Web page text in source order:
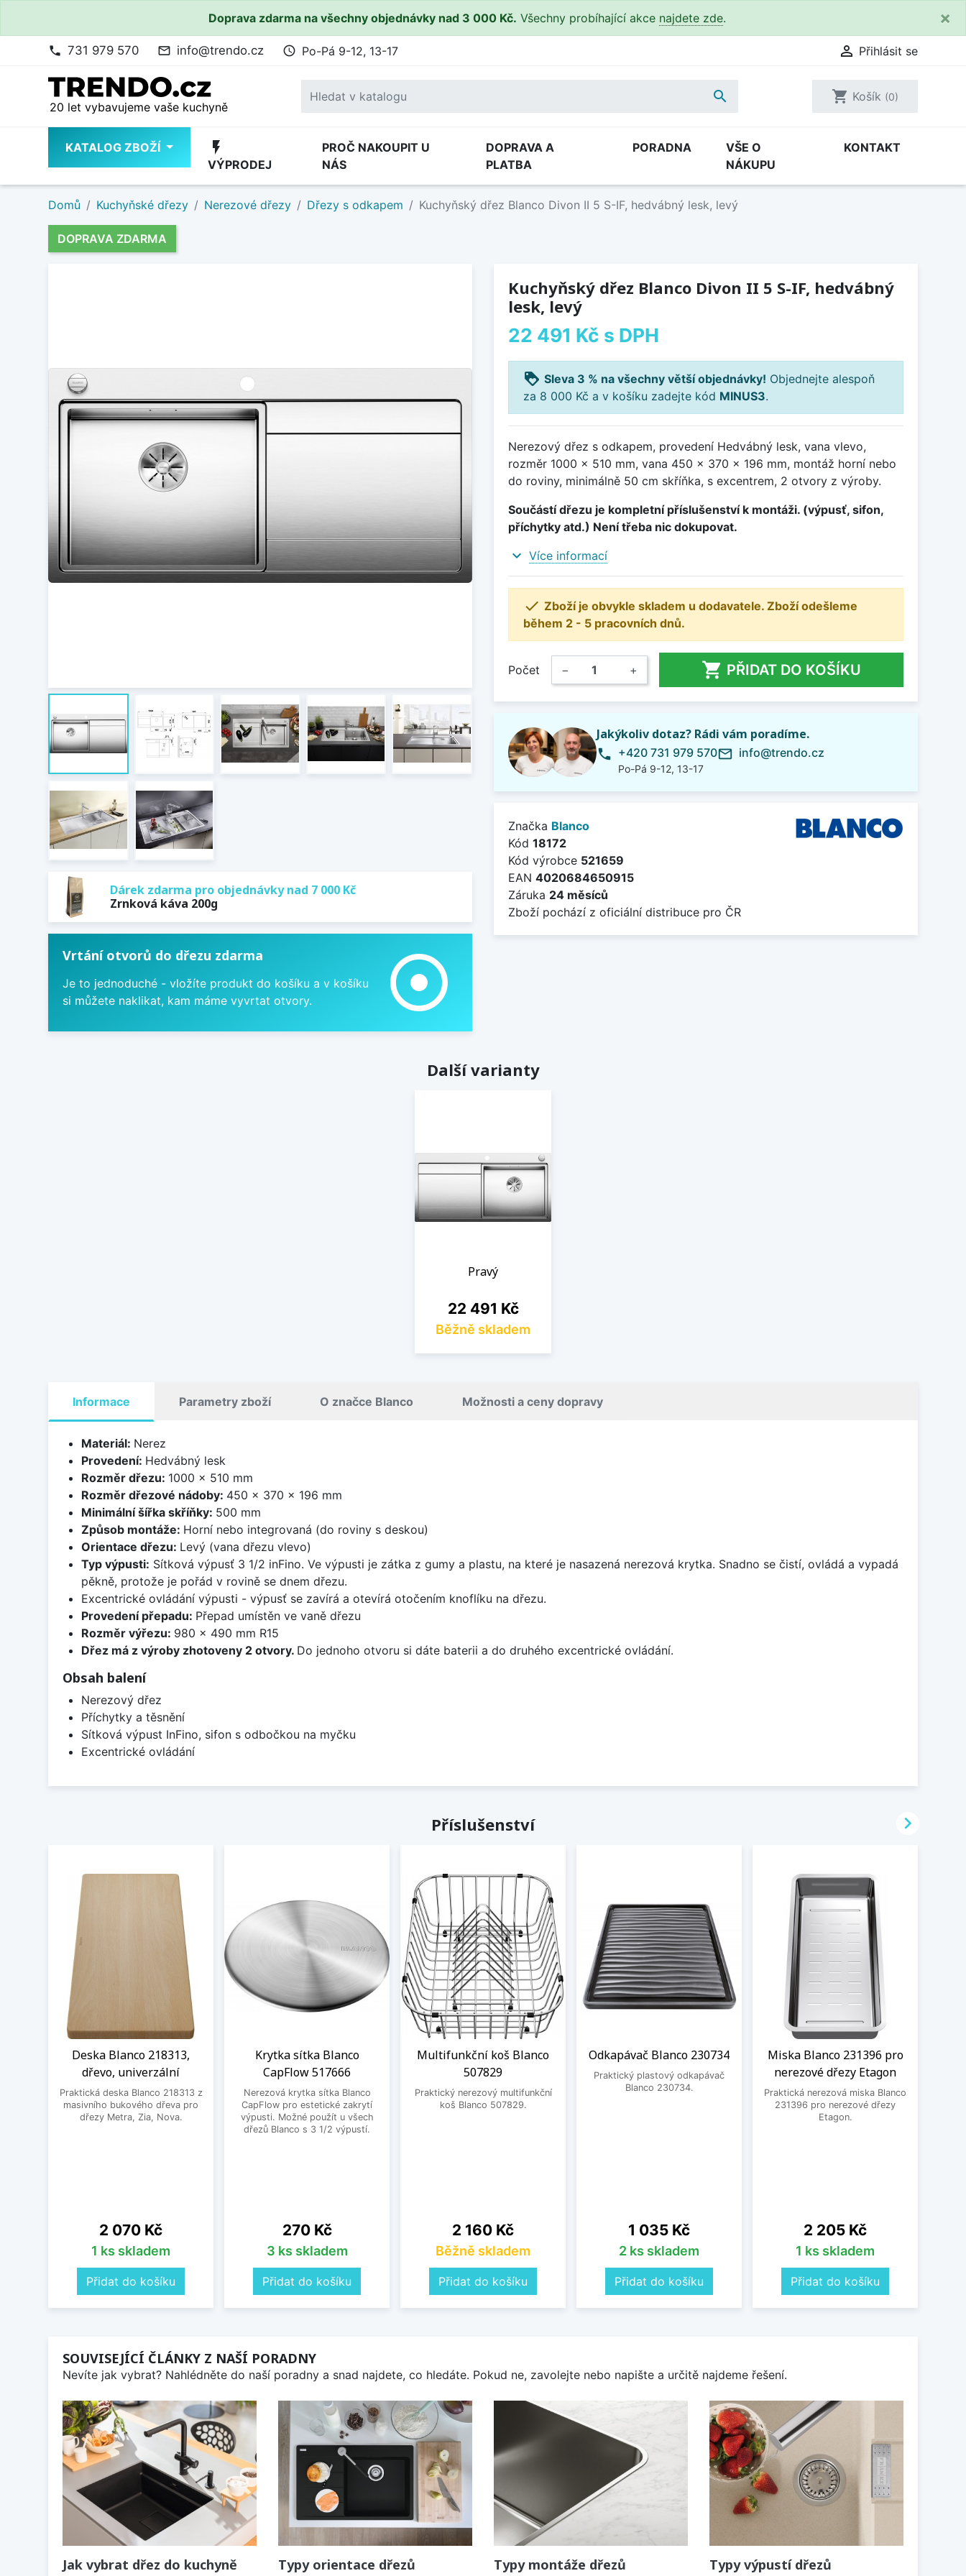
Doprava zdarma na všechny objednávky nad 3 000 Kč. Všechny probíhající akce najdete zde. ×
phone 731 979 570 mail_outline info@trendo.cz access_time Po-Pá 9-12, 13-17  Přihlásit se
20 let vybavujeme vaše kuchyně
 shopping_cart Košík (0)
KATALOG ZBOŽÍ flash_on
VÝPRODEJ
PROČ NAKOUPIT U
NÁS
DOPRAVA A
PLATBA
PORADNA
VŠE O
NÁKUPU
KONTAKT
Domů Kuchyňské dřezy Nerezové dřezy Dřezy s odkapem Kuchyňský dřez Blanco Divon II 5 S-IF, hedvábný lesk, levý
DOPRAVA ZDARMA
Dárek zdarma pro objednávky nad 7 000 Kč
Zrnková káva 200g
Vrtání otvorů do dřezu zdarma
Je to jednoduché - vložíte produkt do košíku a v košíku
si můžete naklikat, kam máme vyvrtat otvory.
adjust
Kuchyňský dřez Blanco Divon II 5 S-IF, hedvábný
lesk, levý
22 491 Kč s DPH
loyalty Sleva 3 % na všechny větší objednávky! Objednejte alespoň
za 8 000 Kč a v košíku zadejte kód MINUS3.
Nerezový dřez s odkapem, provedení Hedvábný lesk, vana vlevo,
rozměr 1000 x 510 mm, vana 450 x 370 x 196 mm, montáž horní nebo
do roviny, minimálně 50 cm skříňka, s excentrem, 2 otvory z výroby.
Součástí dřezu je kompletní příslušenství k montáži. (výpusť, sifon,
příchytky atd.) Není třeba nic dokupovat.
expand_more Více informací
 Zboží je obvykle skladem u dodavatele. Zboží odešleme
během 2 - 5 pracovních dnů.
Počet − +  PŘIDAT DO KOŠÍKU
Jakýkoliv dotaz? Rádi vám poradíme.
phone +420 731 979 570
Po-Pá 9-12, 13-17
mail_outline info@trendo.cz
Značka Blanco
Kód 18172
Kód výrobce 521659
EAN 4020684650915
Záruka 24 měsíců
Zboží pochází z oficiální distribuce pro ČR
Další varianty
Pravý
Cena
22 491 Kč
Běžně skladem
Informace Parametry zboží O značce Blanco Možnosti a ceny dopravy
Materiál: Nerez
Provedení: Hedvábný lesk
Rozměr dřezu: 1000 x 510 mm
Rozměr dřezové nádoby: 450 x 370 x 196 mm
Minimální šířka skříňky: 500 mm
Způsob montáže: Horní nebo integrovaná (do roviny s deskou)
Orientace dřezu: Levý (vana dřezu vlevo)
Typ výpusti: Sítková výpusť 3 1/2 inFino. Ve výpusti je zátka z gumy a plastu, na které je nasazená nerezová krytka. Snadno se čistí, ovládá a vypadá
pěkně, protože je pořád v rovině se dnem dřezu.
Excentrické ovládání výpusti - výpusť se zavírá a otevírá otočením knoflíku na dřezu.
Provedení přepadu: Přepad umístěn ve vaně dřezu
Rozměr výřezu: 980 x 490 mm R15
Dřez má z výroby zhotoveny 2 otvory. Do jednoho otvoru si dáte baterii a do druhého excentrické ovládání.
Obsah balení
Nerezový dřez
Příchytky a těsnění
Sítková výpust InFino, sifon s odbočkou na myčku
Excentrické ovládání
Příslušenství
Deska Blanco 218313,
dřevo, univerzální
Praktická deska Blanco 218313 z
masivního bukového dřeva pro
dřezy Metra, Zia, Nova.
Cena
2 070 Kč
1 ks skladem
Přidat do košíku
Krytka sítka Blanco
CapFlow 517666
Nerezová krytka sítka Blanco
CapFlow pro estetické zakrytí
výpusti. Možné použít u všech
dřezů Blanco s 3 1/2 výpustí.
Cena
270 Kč
3 ks skladem
Přidat do košíku
Multifunkční koš Blanco
507829
Praktický nerezový multifunkční
koš Blanco 507829.
Cena
2 160 Kč
Běžně skladem
Přidat do košíku
Odkapávač Blanco 230734
Praktický plastový odkapávač
Blanco 230734.
Cena
1 035 Kč
2 ks skladem
Přidat do košíku
Miska Blanco 231396 pro
nerezové dřezy Etagon
Praktická nerezová miska Blanco
231396 pro nerezové dřezy
Etagon.
Cena
2 205 Kč
1 ks skladem
Přidat do košíku

SOUVISEJÍCÍ ČLÁNKY Z NAŠÍ PORADNY
Nevíte jak vybrat? Nahlédněte do naší poradny a snad najdete, co hledáte. Pokud ne, zavolejte nebo napište a určitě najdeme řešení.
Jak vybrat dřez do kuchyně Typy orientace dřezů Typy montáže dřezů Typy výpustí dřezů